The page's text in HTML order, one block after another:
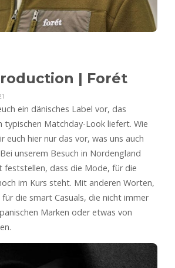
| Forét
ein dänisches Label vor, das
typischen Matchday-Look liefert. Wie
euch hier nur das vor, was uns auch
unserem Besuch in Nordengland
feststellen, dass die Mode, für die
im Kurs steht. Mit anderen Worten,
die smart Casuals, die nicht immer
Marken oder etwas von